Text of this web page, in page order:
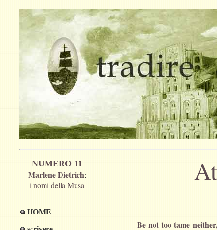
NUMERO 11
Marlene Dietrich:
i nomi della Musa
HOME
Be not too tame